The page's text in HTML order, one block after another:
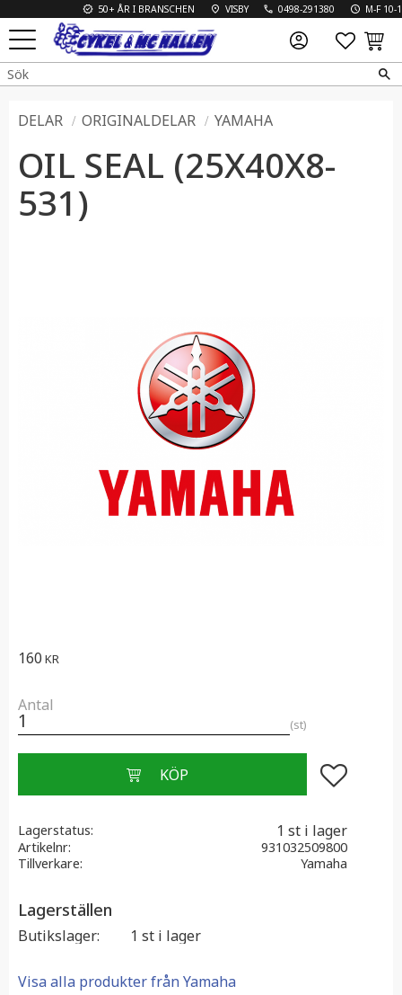
Meny
50+ ÅR I BRANSCHEN VISBY 0498-291380 M-F 10-18
DELAR ORIGINALDELAR YAMAHA
OIL SEAL (25X40X8-
531)
160 KR
Antal
st
Lägg till i
Lagerstatus 1 st i lager
Artikelnr
931032509800
Tillverkare
Yamaha
Lagerställen
Butikslager 1 st i lager
Visa alla produkter från Yamaha